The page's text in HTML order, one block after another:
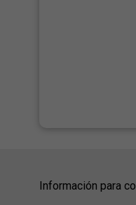
Información para